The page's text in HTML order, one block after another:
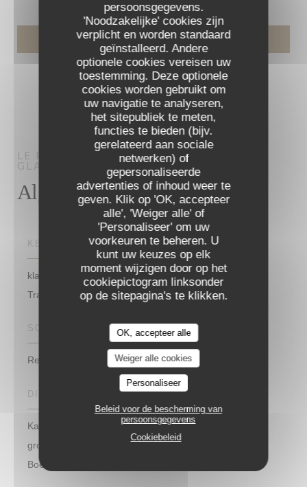
persoonsgegevens.
'Noodzakelijke' cookies zijn
verplicht en worden standaard
geïnstalleerd. Andere
optionele cookies vereisen uw
toestemming. Deze optionele
cookies worden gebruikt om
uw navigatie te analyseren,
het sitepubliek te meten,
functies te bieden (bijv.
gerelateerd aan sociale
netwerken) of
gepersonaliseerde
advertenties of inhoud weer te
geven. Klik op 'OK, accepteer
alle', 'Weiger alle' of
'Personaliseer' om uw
voorkeuren te beheren. U
kunt uw keuzes op elk
moment wijzigen door op het
cookiepictogram linksonder
op de sitepagina's te klikken.
OK, accepteer alle
Weiger alle cookies
Personaliseer
Beleid voor de bescherming van
persoonsgegevens
Cookiebeleid
LE PROCOPE
RESTAURANT – CAFÉ –
GLACIER
Algemene informatie
KEUKEN
klassieke en burgerlijke restauratie, Cuisine Française ,
Traditionele keuken, Frans
SOORT BEDRIJF
Restaurant – Café – Glacier
DIENSTEN
Kamer met airconditioning, Gebeurtenissen verjaardag,
groepen, Familie lunch, mobiele telefoon oplader,
Boekingen, Private Hire, Terras, WIFI